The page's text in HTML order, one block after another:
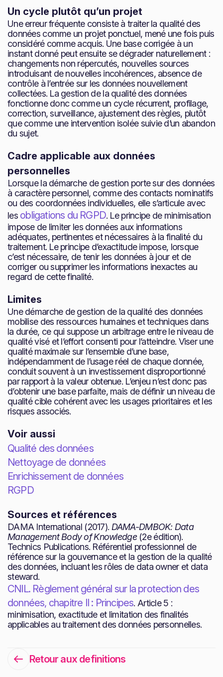
Un cycle plutôt qu’un projet
Une erreur fréquente consiste à traiter la qualité des
données comme un projet ponctuel, mené une fois puis
considéré comme acquis. Une base corrigée à un
instant donné peut ensuite se dégrader naturellement :
changements non répercutés, nouvelles sources
introduisant de nouvelles incohérences, absence de
contrôle à l’entrée sur les données nouvellement
collectées. La gestion de la qualité des données
fonctionne donc comme un cycle récurrent, profilage,
correction, surveillance, ajustement des règles, plutôt
que comme une intervention isolée suivie d’un abandon
du sujet.
Cadre applicable aux données
personnelles
Lorsque la démarche de gestion porte sur des données
à caractère personnel, comme des contacts nominatifs
ou des coordonnées individuelles, elle s’articule avec
les obligations du RGPD. Le principe de minimisation
impose de limiter les données aux informations
adéquates, pertinentes et nécessaires à la finalité du
traitement. Le principe d’exactitude impose, lorsque
c’est nécessaire, de tenir les données à jour et de
corriger ou supprimer les informations inexactes au
regard de cette finalité.
Limites
Une démarche de gestion de la qualité des données
mobilise des ressources humaines et techniques dans
la durée, ce qui suppose un arbitrage entre le niveau de
qualité visé et l’effort consenti pour l’atteindre. Viser une
qualité maximale sur l’ensemble d’une base,
indépendamment de l’usage réel de chaque donnée,
conduit souvent à un investissement disproportionné
par rapport à la valeur obtenue. L’enjeu n’est donc pas
d’obtenir une base parfaite, mais de définir un niveau de
qualité cible cohérent avec les usages prioritaires et les
risques associés.
Voir aussi
Qualité des données
Nettoyage de données
Enrichissement de données
RGPD
Sources et références
DAMA International (2017). DAMA-DMBOK: Data
Management Body of Knowledge(2e édition).
Technics Publications. Référentiel professionnel de
référence sur la gouvernance et la gestion de la qualité
des données, incluant les rôles de data owner et data
steward.
CNIL. Règlement général sur la protection des
données, chapitre II : Principes. Article 5 :
minimisation, exactitude et limitation des finalités
applicables au traitement des données personnelles.
Retour aux definitions